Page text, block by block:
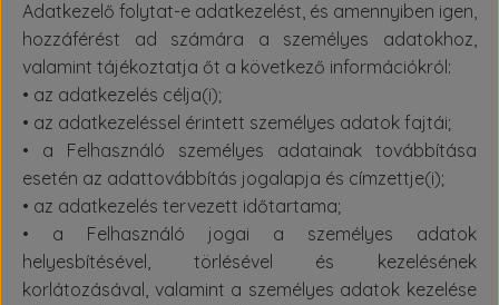
Adatkezelő folytat-e adatkezelést, és amennyiben igen,
hozzáférést ad számára a személyes adatokhoz,
valamint tájékoztatja őt a következő információkról:
• az adatkezelés célja(i);
• az adatkezeléssel érintett személyes adatok fajtái;
• a Felhasználó személyes adatainak továbbítása
esetén az adattovábbítás jogalapja és címzettje(i);
• az adatkezelés tervezett időtartama;
• a Felhasználó jogai a személyes adatok
helyesbítésével, törlésével és kezelésének
korlátozásával, valamint a személyes adatok kezelése